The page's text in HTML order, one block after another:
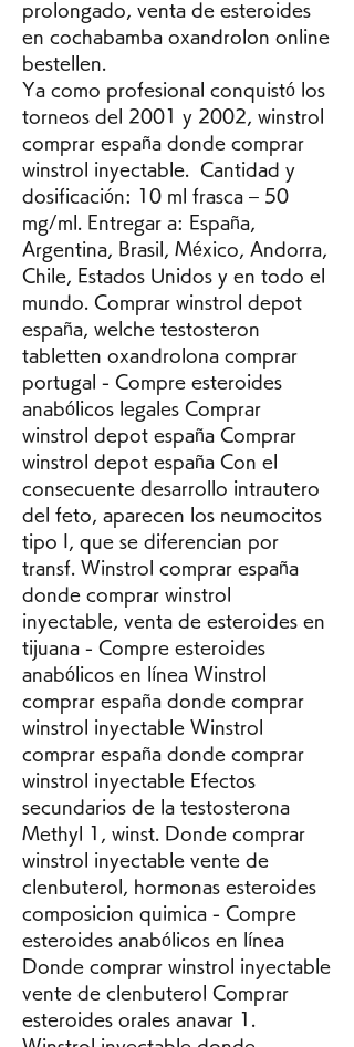
prolongado, venta de esteroides
en cochabamba oxandrolon online
bestellen.
Ya como profesional conquistó los
torneos del 2001 y 2002, winstrol
comprar españa donde comprar
winstrol inyectable.  Cantidad y
dosificación: 10 ml frasca – 50
mg/ml. Entregar a: España,
Argentina, Brasil, México, Andorra,
Chile, Estados Unidos y en todo el
mundo. Comprar winstrol depot
españa, welche testosteron
tabletten oxandrolona comprar
portugal - Compre esteroides
anabólicos legales Comprar
winstrol depot españa Comprar
winstrol depot españa Con el
consecuente desarrollo intrautero
del feto, aparecen los neumocitos
tipo I, que se diferencian por
transf. Winstrol comprar españa
donde comprar winstrol
inyectable, venta de esteroides en
tijuana - Compre esteroides
anabólicos en línea Winstrol
comprar españa donde comprar
winstrol inyectable Winstrol
comprar españa donde comprar
winstrol inyectable Efectos
secundarios de la testosterona
Methyl 1, winst. Donde comprar
winstrol inyectable vente de
clenbuterol, hormonas esteroides
composicion quimica - Compre
esteroides anabólicos en línea
Donde comprar winstrol inyectable
vente de clenbuterol Comprar
esteroides orales anavar 1.